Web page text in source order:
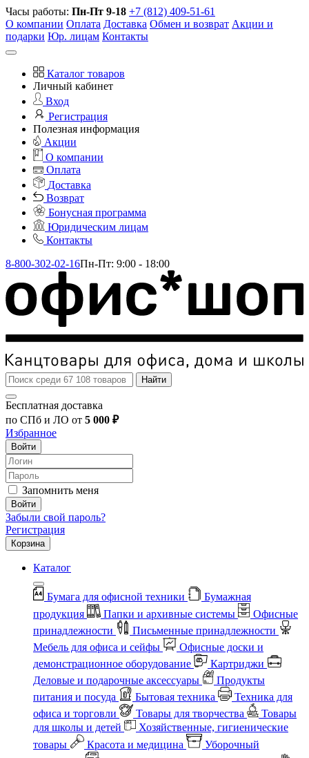
Часы работы: Пн-Пт 9-18 +7 (812) 409-51-61
О компании Оплата Доставка Обмен и возврат Акции и
подарки Юр. лицам Контакты
Каталог товаров
Личный кабинет
Вход
Регистрация
Полезная информация
Акции
О компании
Оплата
Доставка
Возврат
Бонусная программа
Юридическим лицам
Контакты
8-800-302-02-16Пн-Пт: 9:00 - 18:00
Найти
Бесплатная доставка
по СПб и ЛО от 5 000 ₽
Избранное
Войти
Запомнить меня
Войти
Забыли свой пароль?
Регистрация
Корзина
Каталог
Бумага для офисной техники
Бумажная
продукция
Папки и архивные системы
Офисные
принадлежности
Письменные принадлежности
Мебель для офиса и сейфы
Офисные доски и
демонстрационное оборудование
Картриджи
Деловые и подарочные аксессуары
Продукты
питания и посуда
Бытовая техника
Техника для
офиса и торговли
Товары для творчества
Товары
для школы и детей
Хозяйственные, гигиенические
товары
Красота и медицина
Уборочный